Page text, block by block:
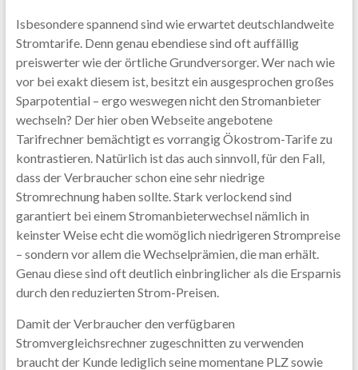
Isbesondere spannend sind wie erwartet deutschlandweite
Stromtarife. Denn genau ebendiese sind oft auffällig
preiswerter wie der örtliche Grundversorger. Wer nach wie
vor bei exakt diesem ist, besitzt ein ausgesprochen großes
Sparpotential – ergo weswegen nicht den Stromanbieter
wechseln? Der hier oben Webseite angebotene
Tarifrechner bemächtigt es vorrangig Ökostrom-Tarife zu
kontrastieren. Natürlich ist das auch sinnvoll, für den Fall,
dass der Verbraucher schon eine sehr niedrige
Stromrechnung haben sollte. Stark verlockend sind
garantiert bei einem Stromanbieterwechsel nämlich in
keinster Weise echt die womöglich niedrigeren Strompreise
– sondern vor allem die Wechselprämien, die man erhält.
Genau diese sind oft deutlich einbringlicher als die Ersparnis
durch den reduzierten Strom-Preisen.
Damit der Verbraucher den verfügbaren
Stromvergleichsrechner zugeschnitten zu verwenden
braucht der Kunde lediglich seine momentane PLZ sowie